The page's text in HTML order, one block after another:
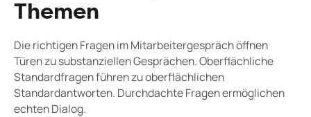
Themen
Die richtigen Fragen im Mitarbeitergespräch öffnen
Türen zu substanziellen Gesprächen. Oberflächliche
Standardfragen führen zu oberflächlichen
Standardantworten. Durchdachte Fragen ermöglichen
echten Dialog.